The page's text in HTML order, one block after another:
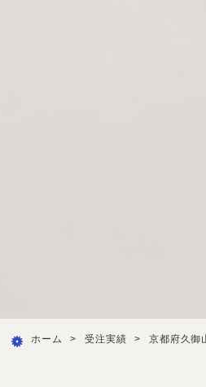
ホーム > 受注実績 > 京都府久御